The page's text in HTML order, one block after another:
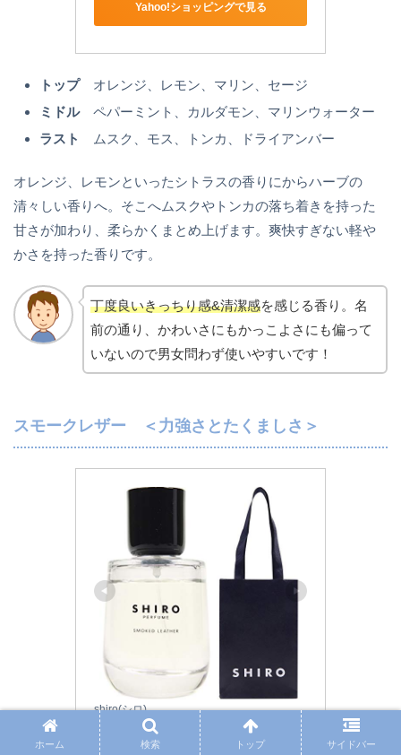
Yahoo!ショッピングで見る
トップオレンジ、レモン、マリン、セージ
ミドルペパーミント、カルダモン、マリンウォーター
ラスト
ムスク、モス、トンカ、ドライアンバー
オレンジ、レモンといったシトラスの香りにからハーブの
清々しい香りへ。そこへムスクやトンカの落ち着きを持った
甘さが加わり、柔らかくまとめ上げます。爽快すぎない軽や
かさを持った香りです。
丁度良いきっちり感&清潔感を感じる香り。名
前の通り、かわいさにもかっこよさにも偏って
いないので男女問わず使いやすいです！
スモークレザー ＜力強さとたくましさ＞
shiro(シロ)
SHIRO PERFUME スモーク レ
ホーム 検索 トップ サイドバー